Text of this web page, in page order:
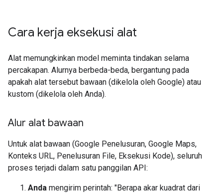
Cara kerja eksekusi alat
Alat memungkinkan model meminta tindakan selama
percakapan. Alurnya berbeda-beda, bergantung pada
apakah alat tersebut bawaan (dikelola oleh Google) atau
kustom (dikelola oleh Anda).
Alur alat bawaan
Untuk alat bawaan (Google Penelusuran, Google Maps,
Konteks URL, Penelusuran File, Eksekusi Kode), seluruh
proses terjadi dalam satu panggilan API:
Anda mengirim perintah: "Berapa akar kuadrat dari